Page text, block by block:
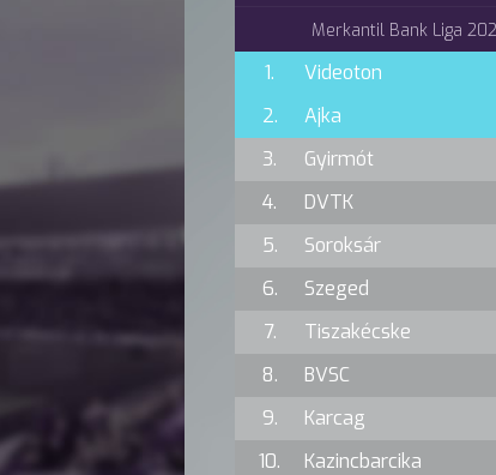
Merkantil Bank Liga
1. Videoton
2.
Ajka
3.
Gyirmót
4.
DVTK
5.
Soroksár
6.
Szeged
7.
Tiszakécske
8.
BVSC
9.
Karcag
10.
Kazincbarcika